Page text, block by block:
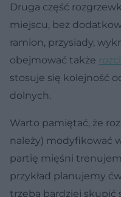
Druga część
miejscu, bez
ramion, przysiady,
obejmować także
stosuje się kolejność
dolnych.
Warto pamiętać, że
należy) modyfikować
partię mięśni
przykład planujemy
trzeba bardziej skupić